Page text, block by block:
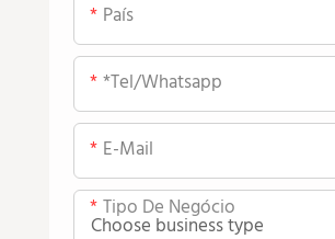
País
*tel/whatsapp
E-Mail
Tipo De Negócio